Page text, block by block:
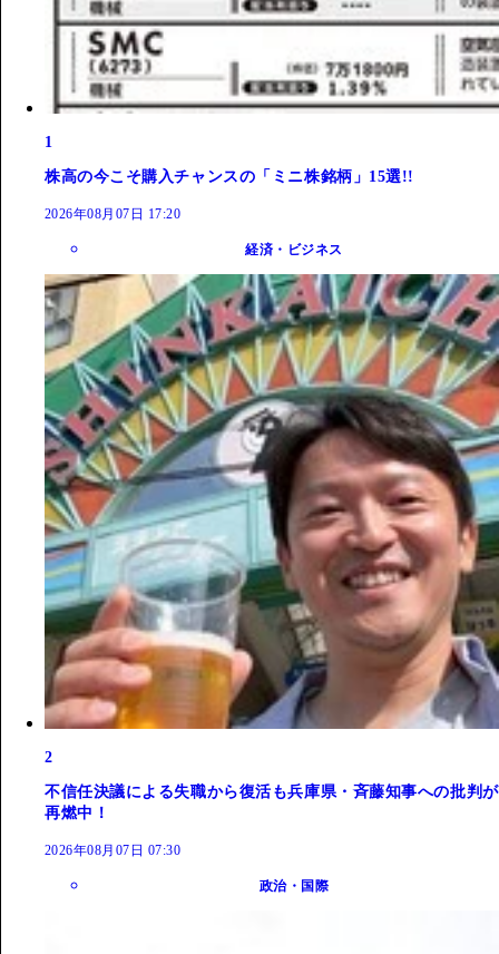
1
株高の今こそ購入チャンスの「ミニ株銘柄」15選!!
2026年08月07日 17:20
経済・ビジネス
2
不信任決議による失職から復活も兵庫県・斉藤知事への批判が
再燃中！
2026年08月07日 07:30
政治・国際